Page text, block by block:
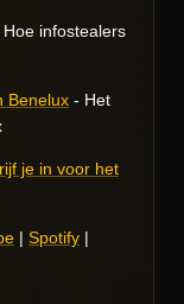
Hoe infostealers
Benelux - Het
je in voor het
| Spotify |